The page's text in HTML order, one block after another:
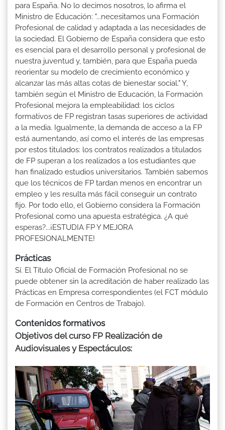
para España. No lo decimos nosotros, lo afirma el
Ministro de Educación: "...necesitamos una Formación
Profesional de calidad y adaptada a las necesidades de
la sociedad. El Gobierno de España considera que esto
es esencial para el desarrollo personal y profesional de
nuestra juventud y, también, para que España pueda
reorientar su modelo de crecimiento económico y
alcanzar las más altas cotas de bienestar social." Y,
también según el Ministro de Educación, la Formación
Profesional mejora la empleabilidad: los ciclos
formativos de FP registran tasas superiores de actividad
a la media. Igualmente, la demanda de acceso a la FP
está aumentando, así como el interés de las empresas
por estos titulados: los contratos realizados a titulados
de FP superan a los realizados a los estudiantes que
han finalizado estudios universitarios. También sabemos
que los técnicos de FP tardan menos en encontrar un
empleo y les resulta más fácil conseguir un contrato
fijo. Por todo ello, el Gobierno considera la Formación
Profesional como una apuesta estratégica. ¿A qué
esperas?...¡ESTUDIA FP Y MEJORA
PROFESIONALMENTE!
Prácticas
Sí. El Título Oficial de Formación Profesional no se
puede obtener sin la acreditación de haber realizado las
Prácticas en Empresa correspondientes (el FCT módulo
de Formación en Centros de Trabajo).
Contenidos formativos
Objetivos del curso FP Realización de
Audiovisuales y Espectáculos: